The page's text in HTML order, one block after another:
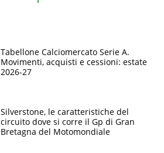
Tabellone Calciomercato Serie A.
Movimenti, acquisti e cessioni: estate
2026-27
Silverstone, le caratteristiche del
circuito dove si corre il Gp di Gran
Bretagna del Motomondiale